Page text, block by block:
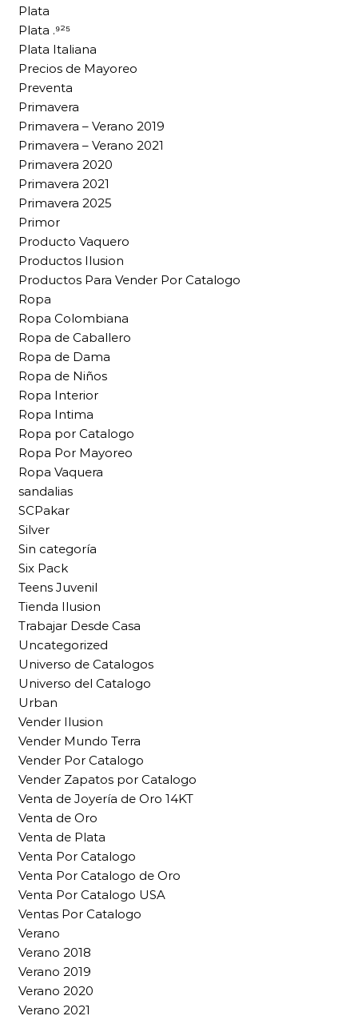
Plata
Plata .⁹²⁵
Plata Italiana
Precios de Mayoreo
Preventa
Primavera
Primavera – Verano 2019
Primavera – Verano 2021
Primavera 2020
Primavera 2021
Primavera 2025
Primor
Producto Vaquero
Productos Ilusion
Productos Para Vender Por Catalogo
Ropa
Ropa Colombiana
Ropa de Caballero
Ropa de Dama
Ropa de Niños
Ropa Interior
Ropa Intima
Ropa por Catalogo
Ropa Por Mayoreo
Ropa Vaquera
sandalias
SCPakar
Silver
Sin categoría
Six Pack
Teens Juvenil
Tienda Ilusion
Trabajar Desde Casa
Uncategorized
Universo de Catalogos
Universo del Catalogo
Urban
Vender Ilusion
Vender Mundo Terra
Vender Por Catalogo
Vender Zapatos por Catalogo
Venta de Joyería de Oro 14KT
Venta de Oro
Venta de Plata
Venta Por Catalogo
Venta Por Catalogo de Oro
Venta Por Catalogo USA
Ventas Por Catalogo
Verano
Verano 2018
Verano 2019
Verano 2020
Verano 2021